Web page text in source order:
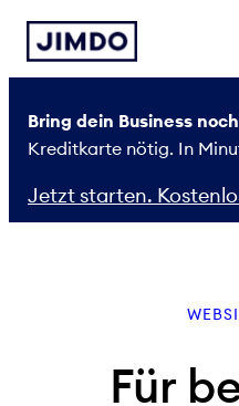
Zum
Inhalt
springen
Bring dein Business
Kreditkarte nötig. In
Jetzt starten.
Für